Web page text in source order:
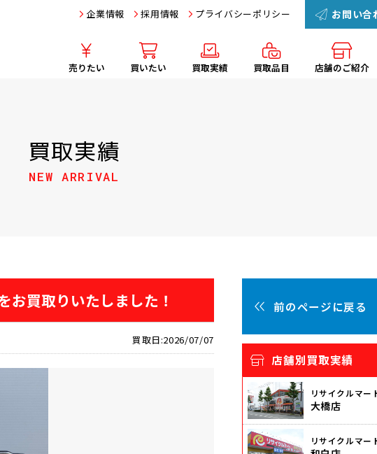
お問い合
企業情報 採用情報 プライバシーポリシー
売りたい 買いたい 買取実績 買取品目 店舗のご紹介
買取実績
NEW ARRIVAL
お買取りいたしました！
買取日:2026/07/07
前のページに戻る
店舗別買取実績
リサイクルマー
大橋店
リサイクルマー